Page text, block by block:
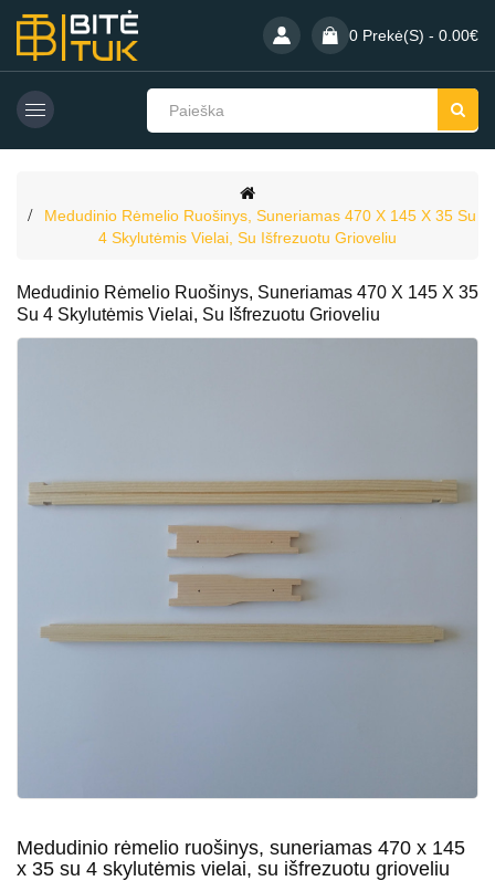
0 Prekė(s) - 0.00€
Medudinio Rėmelio Ruošinys, Suneriamas 470 X 145 X 35 Su
4 Skylutėmis Vielai, Su Išfrezuotu Grioveliu
Medudinio Rėmelio Ruošinys, Suneriamas 470 X 145 X 35
Su 4 Skylutėmis Vielai, Su Išfrezuotu Grioveliu
Medudinio rėmelio ruošinys, suneriamas 470 x 145
x 35 su 4 skylutėmis vielai, su išfrezuotu grioveliu